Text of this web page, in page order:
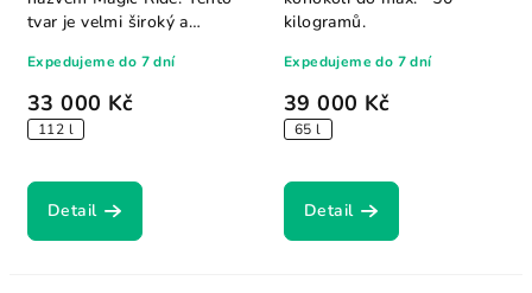
33 000 Kč
112 l
Expedujeme do 7 dní
Detail
tvar je velmi široký a
39 000 Kč
65 l
Expedujeme do 7 dní
Detail
kilogramů.